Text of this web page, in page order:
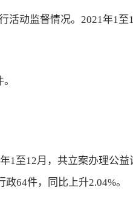
动监督情况。2021年1至
至12月，共立案办理公益
64件，同比上升2.04%。